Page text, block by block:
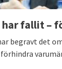
fallit –
begravt det